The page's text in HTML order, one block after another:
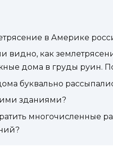
в Америке
видно, как
дома в груды руин.
буквально
зданиями?
многочисленные